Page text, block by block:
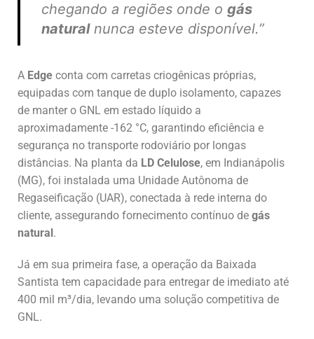
chegando a regiões onde o gás
naturalnunca esteve disponível.”
A Edge conta com carretas criogênicas próprias,
equipadas com tanque de duplo isolamento, capazes
de manter o GNL em estado líquido a
aproximadamente -162 °C, garantindo eficiência e
segurança no transporte rodoviário por longas
distâncias. Na planta da LD Celulose, em Indianápolis
(MG), foi instalada uma Unidade Autônoma de
Regaseificação (UAR), conectada à rede interna do
cliente, assegurando fornecimento contínuo de gás
natural .
Já em sua primeira fase, a operação da Baixada
Santista tem capacidade para entregar de imediato até
400 mil m³/dia, levando uma solução competitiva de
GNL.